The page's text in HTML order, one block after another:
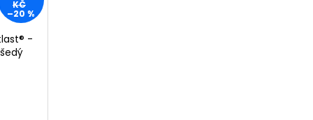
KČ
–20 %
-